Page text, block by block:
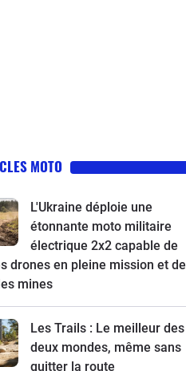
MOTO
L'Ukraine déploie une
étonnante moto militaire
électrique 2x2 capable de
drones en pleine mission et de
mines
Les Trails : Le meilleur des
deux mondes, même sans
quitter la route